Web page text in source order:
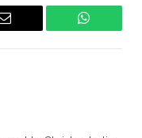
Email